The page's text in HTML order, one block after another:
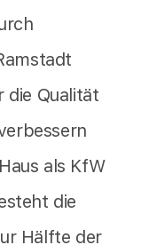
die Qualität
als KfW
die
Hälfte der